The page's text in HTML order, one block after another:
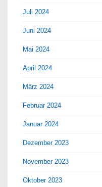
Juli 2024
Juni 2024
Mai 2024
April 2024
März 2024
Februar 2024
Januar 2024
Dezember 2023
November 2023
Oktober 2023